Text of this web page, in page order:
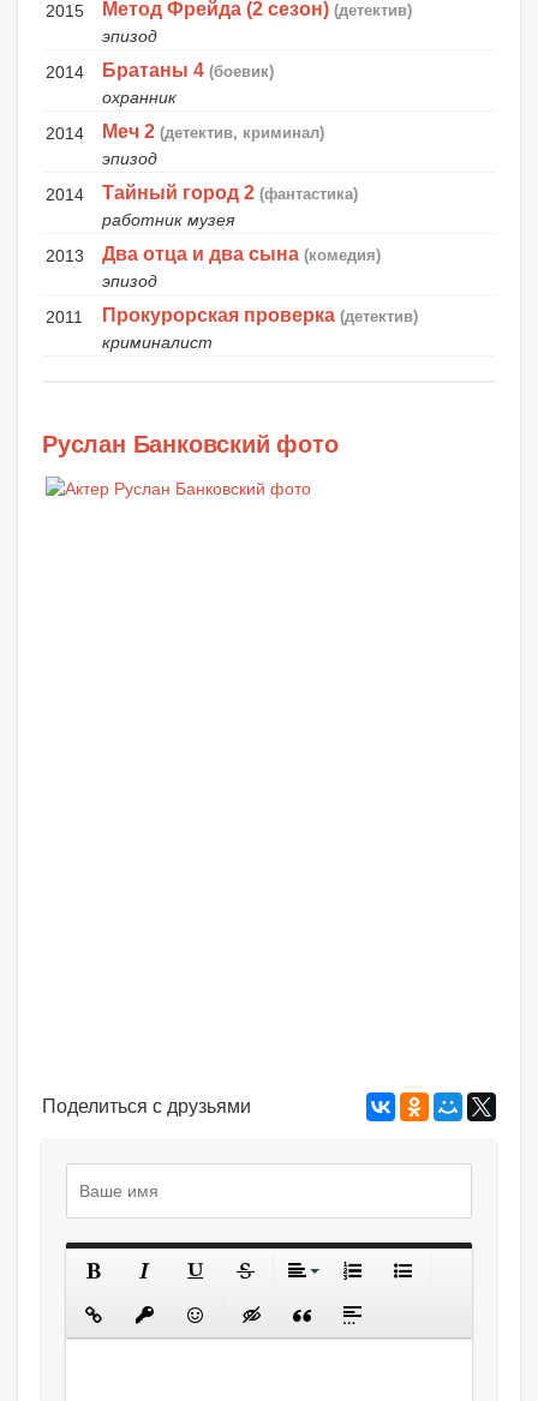
2015 Метод Фрейда (2 сезон) (детектив)
эпизод
2014
Братаны 4 (боевик)
охранник
2014
Меч 2 (детектив, криминал)
эпизод
2014
Тайный город 2 (фантастика)
работник музея
2013
Два отца и два сына (комедия)
эпизод
2011
Прокурорская проверка (детектив)
криминалист
Руслан Банковский фото
Поделиться с друзьями